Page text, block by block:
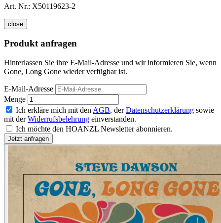
Art. Nr.: X50119623-2
close
Produkt anfragen
Hinterlassen Sie ihre E-Mail-Adresse und wir informieren Sie, wenn
Gone, Long Gone wieder verfügbar ist.
E-Mail-Adresse
Menge
Ich erkläre mich mit den AGB, derDatenschutzerklärung sowie
mit derWiderrufsbelehrung einverstanden.
Ich möchte den HOANZL Newsletter abonnieren.